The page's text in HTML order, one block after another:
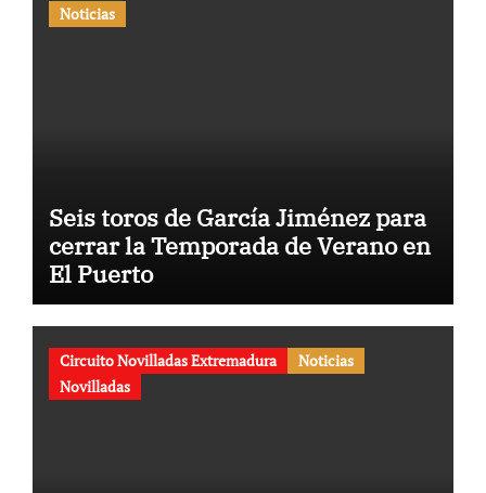
Noticias
Seis toros de García Jiménez para
cerrar la Temporada de Verano en
El Puerto
Circuito Novilladas Extremadura
Noticias
Novilladas